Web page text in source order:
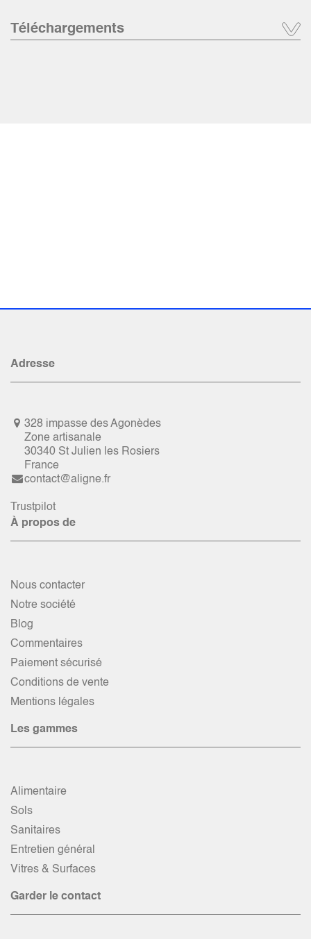
Téléchargements
Adresse
328 impasse des Agonèdes
Zone artisanale
30340 St Julien les Rosiers
France
contact@aligne.fr
Trustpilot
À propos de
Nous contacter
Notre société
Blog
Commentaires
Paiement sécurisé
Conditions de vente
Mentions légales
Les gammes
Alimentaire
Sols
Sanitaires
Entretien général
Vitres & Surfaces
Garder le contact